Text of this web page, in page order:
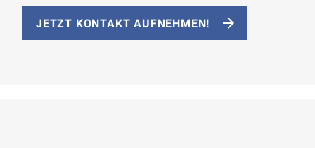
JETZT KONTAKT AUFNEHMEN!